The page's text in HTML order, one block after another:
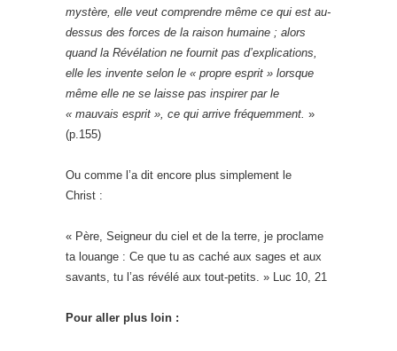
mystère, elle veut comprendre même ce qui est au-
dessus des forces de la raison humaine ; alors
quand la Révélation ne fournit pas d’explications,
elle les invente selon le « propre esprit » lorsque
même elle ne se laisse pas inspirer par le
« mauvais esprit », ce qui arrive fréquemment. »
(p.155)
Ou comme l’a dit encore plus simplement le
Christ :
« Père, Seigneur du ciel et de la terre, je proclame
ta louange : Ce que tu as caché aux sages et aux
savants, tu l’as révélé aux tout-petits. » Luc 10, 21
Pour aller plus loin :